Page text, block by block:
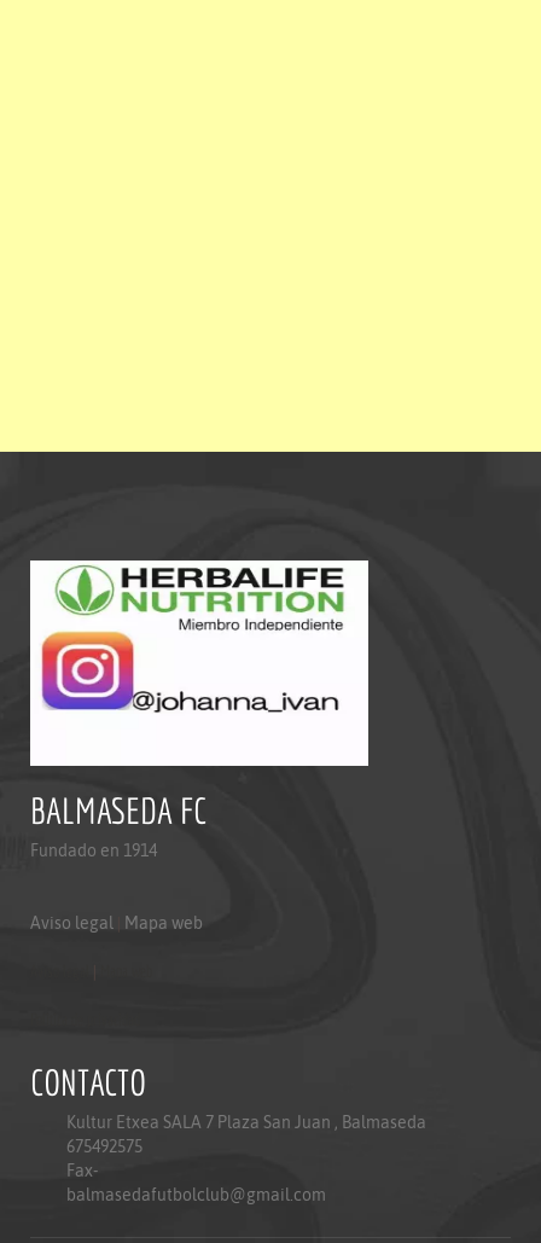
BALMASEDA FC
Fundado en 1914
Aviso legal Mapa web
CONTACTO
Kultur Etxea SALA 7 Plaza San Juan , Balmaseda
675492575
Fax-
balmasedafutbolclub@gmail.com